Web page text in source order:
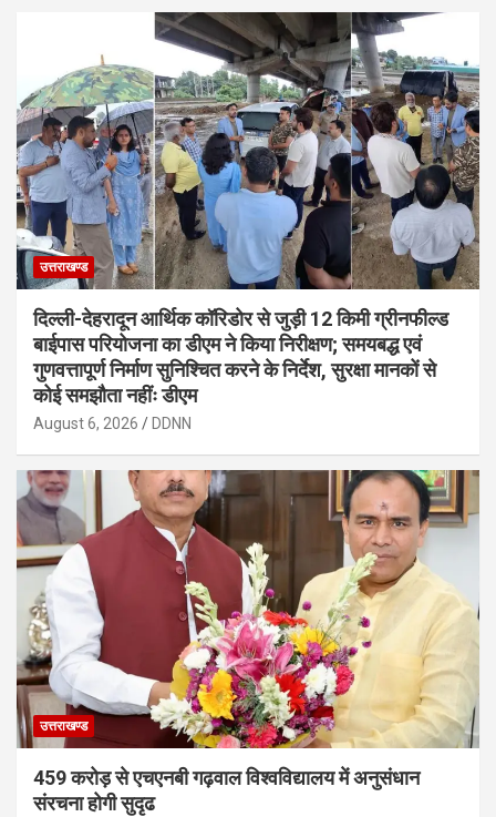
उत्तराखण्ड
दिल्ली-देहरादून आर्थिक कॉरिडोर से जुड़ी 12 किमी ग्रीनफील्ड
बाईपास परियोजना का डीएम ने किया निरीक्षण; समयबद्ध एवं
गुणवत्तापूर्ण निर्माण सुनिश्चित करने के निर्देश, सुरक्षा मानकों से
कोई समझौता नहींः डीएम
August 6, 2026 DDNN
उत्तराखण्ड
459 करोड़ से एचएनबी गढ़वाल विश्वविद्यालय में अनुसंधान
संरचना होगी सुदृढ